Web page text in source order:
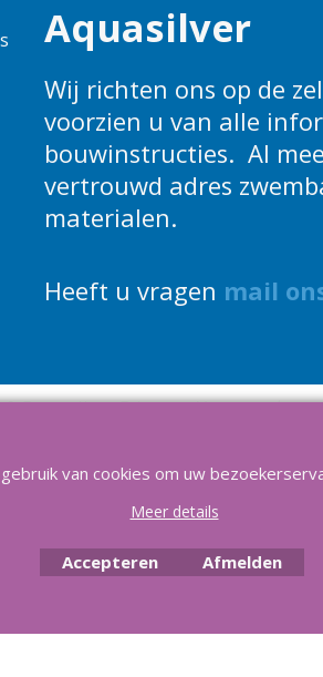
Aquasilver
Wij richten ons op de
voorzien u van alle
bouwinstructies. Al
vertrouwd adres
materialen.
Heeft u vragen mail
& Reparatie Privacy Voorwaarden
van cookies om uw
Meer details
Accepteren Afmelden